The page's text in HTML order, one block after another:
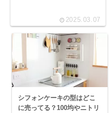
2025.03.07
シフォンケーキの型はどこ
に売ってる？100均やニトリ